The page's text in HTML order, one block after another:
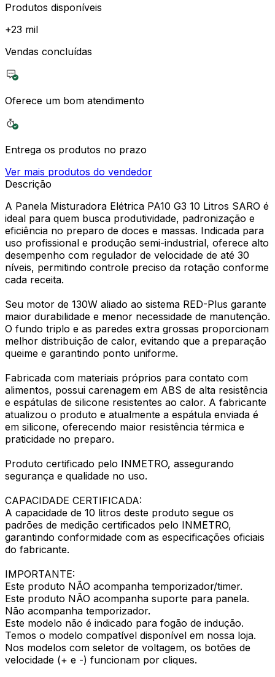
Produtos disponíveis
+23 mil
Vendas concluídas
Oferece um bom atendimento
Entrega os produtos no prazo
Ver mais produtos do vendedor
Descrição
A Panela Misturadora Elétrica PA10 G3 10 Litros SARO é
ideal para quem busca produtividade, padronização e
eficiência no preparo de doces e massas. Indicada para
uso profissional e produção semi-industrial, oferece alto
desempenho com regulador de velocidade de até 30
níveis, permitindo controle preciso da rotação conforme
cada receita.
Seu motor de 130W aliado ao sistema RED-Plus garante
maior durabilidade e menor necessidade de manutenção.
O fundo triplo e as paredes extra grossas proporcionam
melhor distribuição de calor, evitando que a preparação
queime e garantindo ponto uniforme.
Fabricada com materiais próprios para contato com
alimentos, possui carenagem em ABS de alta resistência
e espátulas de silicone resistentes ao calor. A fabricante
atualizou o produto e atualmente a espátula enviada é
em silicone, oferecendo maior resistência térmica e
praticidade no preparo.
Produto certificado pelo INMETRO, assegurando
segurança e qualidade no uso.
CAPACIDADE CERTIFICADA:
A capacidade de 10 litros deste produto segue os
padrões de medição certificados pelo INMETRO,
garantindo conformidade com as especificações oficiais
do fabricante.
IMPORTANTE:
Este produto NÃO acompanha temporizador/timer.
Este produto NÃO acompanha suporte para panela.
Não acompanha temporizador.
Este modelo não é indicado para fogão de indução.
Temos o modelo compatível disponível em nossa loja.
Nos modelos com seletor de voltagem, os botões de
velocidade (+ e -) funcionam por cliques.